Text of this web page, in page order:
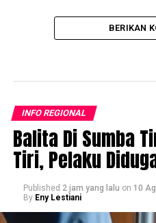
BERIKAN
INFO REGIONAL
Balita Di Sumba
Tiri, Pelaku
Published 2 jam yang lalu on 10
By Eny Lestiani